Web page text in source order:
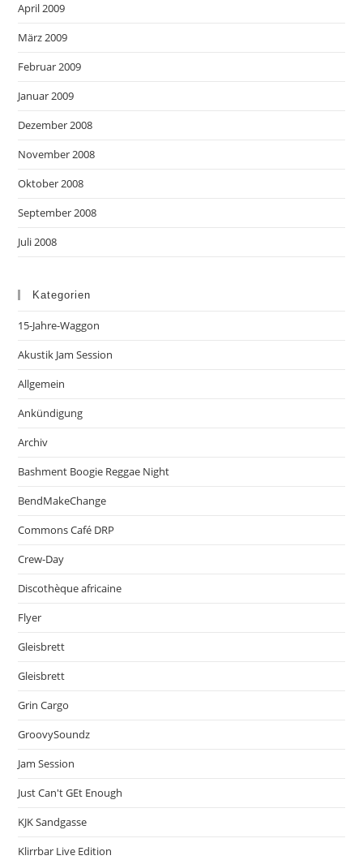
April 2009
März 2009
Februar 2009
Januar 2009
Dezember 2008
November 2008
Oktober 2008
September 2008
Juli 2008
Kategorien
15-Jahre-Waggon
Akustik Jam Session
Allgemein
Ankündigung
Archiv
Bashment Boogie Reggae Night
BendMakeChange
Commons Café DRP
Crew-Day
Discothèque africaine
Flyer
Gleisbrett
Gleisbrett
Grin Cargo
GroovySoundz
Jam Session
Just Can't GEt Enough
KJK Sandgasse
Klirrbar Live Edition